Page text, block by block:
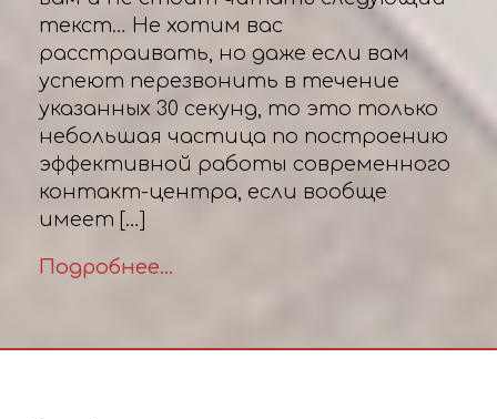
текст… Не хотим вас
расстраивать, но даже если вам
успеют перезвонить в течение
указанных 30 секунд, то это только
небольшая частица по построению
эффективной работы современного
контакт-центра, если вообще
имеет […]
Подробнее...